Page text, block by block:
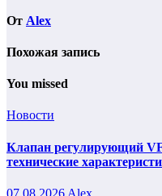
От Alex
Похожая запись
You missed
Новости
Клапан регулирующий
технические
07.08.2026 Alex